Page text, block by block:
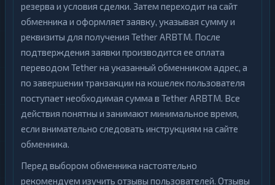
резерва и условия сделки. Затем переходит на сайт
обменника и оформляет заявку, указывая сумму и
реквизиты для получения Tether ARBTM. После
подтверждения заявки производится ее оплата
переводом Tether на указанный обменником адрес, а
по завершении транзакции на кошелек пользователя
поступает необходимая сумма в Tether ARBTM. Все
действия понятны и занимают минимальное время,
если внимательно следовать инструкциям на сайте
обменника.
Перед выбором обменника настоятельно
рекомендуем изучить отзывы пользователей. Отзывы